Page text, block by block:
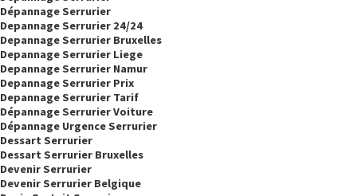
Dépannage Serrurier
Depannage Serrurier 24/24
Depannage Serrurier Bruxelles
Depannage Serrurier Liege
Depannage Serrurier Namur
Depannage Serrurier Prix
Depannage Serrurier Tarif
Dépannage Serrurier Voiture
Dépannage Urgence Serrurier
Dessart Serrurier
Dessart Serrurier Bruxelles
Devenir Serrurier
Devenir Serrurier Belgique